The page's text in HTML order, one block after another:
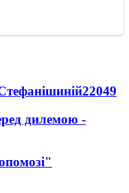
22049
дилемою -